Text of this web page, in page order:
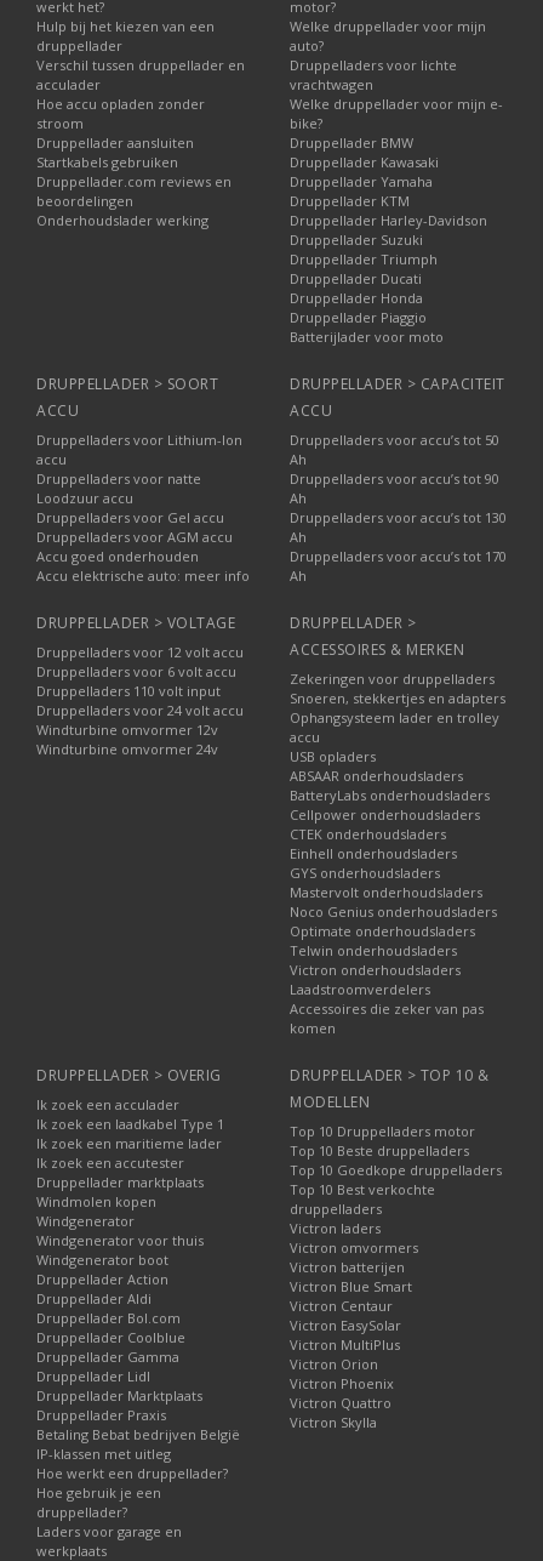
werkt het?
Hulp bij het kiezen van een
druppellader
Verschil tussen druppellader en
acculader
Hoe accu opladen zonder
stroom
Druppellader aansluiten
Startkabels gebruiken
Druppellader.com reviews en
beoordelingen
Onderhoudslader werking
motor?
Welke druppellader voor mijn
auto?
Druppelladers voor lichte
vrachtwagen
Welke druppellader voor mijn e-
bike?
Druppellader BMW
Druppellader Kawasaki
Druppellader Yamaha
Druppellader KTM
Druppellader Harley-Davidson
Druppellader Suzuki
Druppellader Triumph
Druppellader Ducati
Druppellader Honda
Druppellader Piaggio
Batterijlader voor moto
DRUPPELLADER > SOORT
ACCU
Druppelladers voor Lithium-Ion
accu
Druppelladers voor natte
Loodzuur accu
Druppelladers voor Gel accu
Druppelladers voor AGM accu
Accu goed onderhouden
Accu elektrische auto: meer info
DRUPPELLADER > CAPACITEIT
ACCU
Druppelladers voor accu’s tot 50
Ah
Druppelladers voor accu’s tot 90
Ah
Druppelladers voor accu’s tot 130
Ah
Druppelladers voor accu’s tot 170
Ah
DRUPPELLADER > VOLTAGE
Druppelladers voor 12 volt accu
Druppelladers voor 6 volt accu
Druppelladers 110 volt input
Druppelladers voor 24 volt accu
Windturbine omvormer 12v
Windturbine omvormer 24v
DRUPPELLADER >
ACCESSOIRES & MERKEN
Zekeringen voor druppelladers
Snoeren, stekkertjes en adapters
Ophangsysteem lader en trolley
accu
USB opladers
ABSAAR onderhoudsladers
BatteryLabs onderhoudsladers
Cellpower onderhoudsladers
CTEK onderhoudsladers
Einhell onderhoudsladers
GYS onderhoudsladers
Mastervolt onderhoudsladers
Noco Genius onderhoudsladers
Optimate onderhoudsladers
Telwin onderhoudsladers
Victron onderhoudsladers
Laadstroomverdelers
Accessoires die zeker van pas
komen
DRUPPELLADER > OVERIG
Ik zoek een acculader
Ik zoek een laadkabel Type 1
Ik zoek een maritieme lader
Ik zoek een accutester
Druppellader marktplaats
Windmolen kopen
Windgenerator
Windgenerator voor thuis
Windgenerator boot
Druppellader Action
Druppellader Aldi
Druppellader Bol.com
Druppellader Coolblue
Druppellader Gamma
Druppellader Lidl
Druppellader Marktplaats
Druppellader Praxis
Betaling Bebat bedrijven België
IP-klassen met uitleg
Hoe werkt een druppellader?
Hoe gebruik je een
druppellader?
Laders voor garage en
werkplaats
DRUPPELLADER > TOP 10 &
MODELLEN
Top 10 Druppelladers motor
Top 10 Beste druppelladers
Top 10 Goedkope druppelladers
Top 10 Best verkochte
druppelladers
Victron laders
Victron omvormers
Victron batterijen
Victron Blue Smart
Victron Centaur
Victron EasySolar
Victron MultiPlus
Victron Orion
Victron Phoenix
Victron Quattro
Victron Skylla